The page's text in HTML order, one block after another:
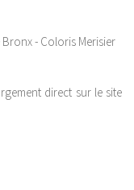
- Coloris Merisier
direct sur le site